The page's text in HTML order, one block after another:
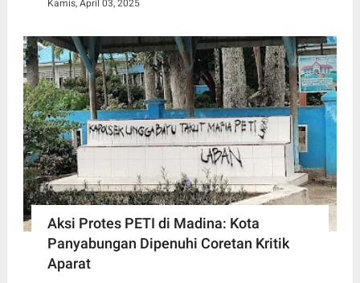
Kamis, April 03, 2025
Aksi Protes PETI di Madina: Kota
Panyabungan Dipenuhi Coretan Kritik
Aparat